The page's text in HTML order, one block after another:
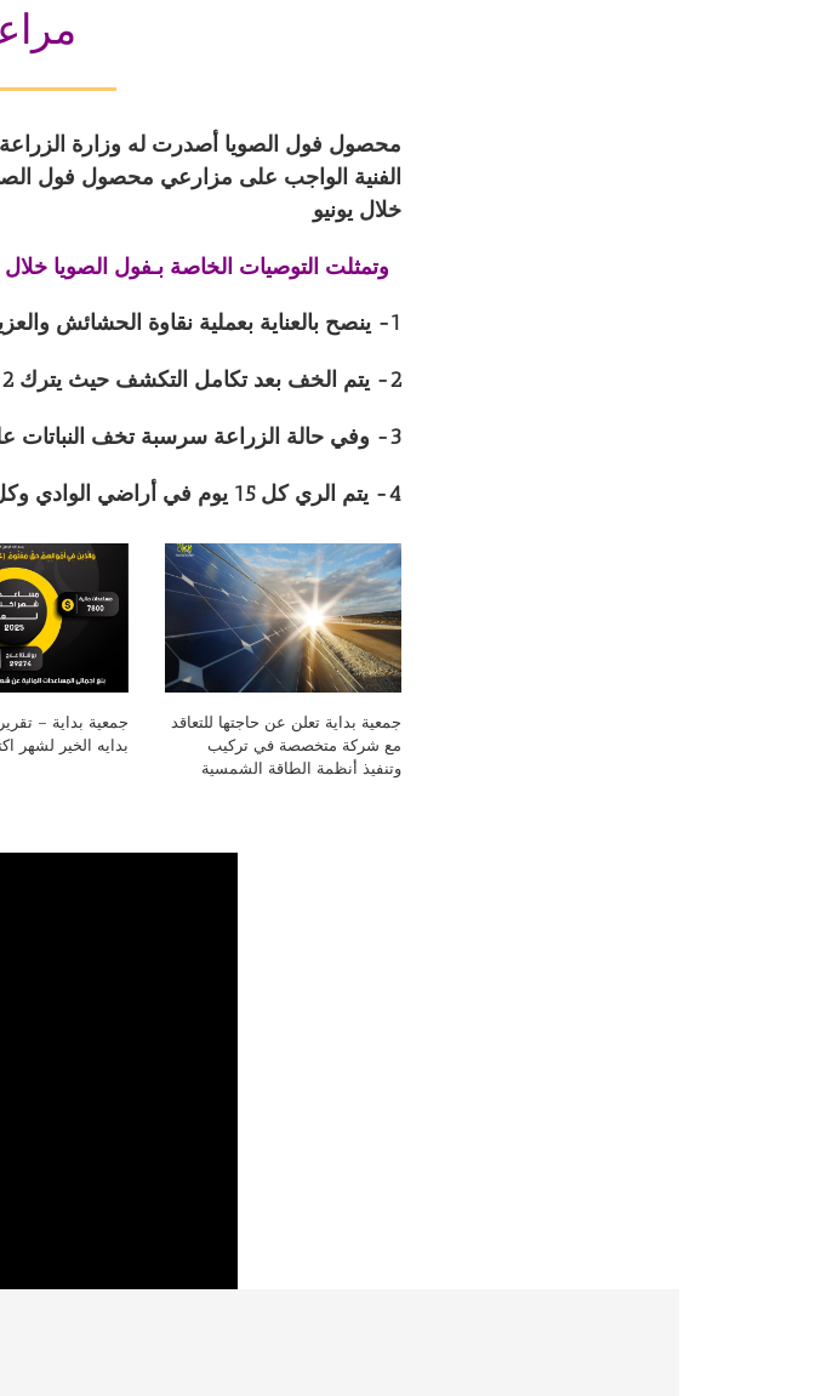
محصول فول الصويا أصدرت له وزارة
الفنية الواجب على مزارعي محصول فول
خلال يونيو
وتمثلت التوصيات الخاصة بـفول الصويا
1- ينصح بالعناية بعملية نقاوة الحشائش والعزيق اولاً بأول خلال الستة اسابيع الاولى من الزراعة.
2- يتم الخف بعد تكامل التكشف حيث يترك 2- 3 نباتات في الجورة الواحدة حسب المسافات بين الجور.
3- وفي حالة الزراعة سرسبة تخف النباتات على مسافة 4 – 5 سم (20 نبات في المتر الطولي).
4- يتم الري كل 15 يوم في أراضي الوادي وكل 5-8 ايام في الاراضي الجديدة حسب قوام التربة.
جمعية بداية تعلن عن حاجتها للتعاقد
مع شركة متخصصة في تركيب
وتنفيذ أنظمة الطاقة الشمسية
جمعية بداية –
بدايه الخير لشهر